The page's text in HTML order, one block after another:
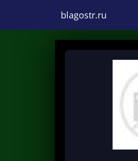
blagostr.ru